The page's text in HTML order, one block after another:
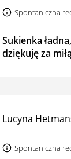
Spontaniczna
Sukienka
dziękuję za
Lucyna
Spontaniczna